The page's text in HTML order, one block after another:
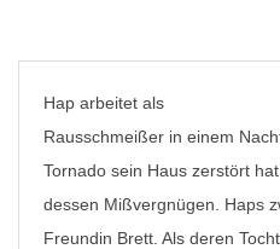
Hap arbeitet als
Rausschmeißer in einem
Tornado sein Haus zerstört
dessen Mißvergnügen. Haps
Freundin Brett. Als deren